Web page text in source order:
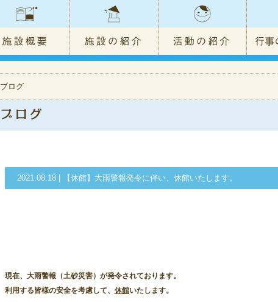
ブログ
2021.08.18 | 【休館】大雨警報発令に伴い、休館いたします。
現在、大雨警報（土砂災害）が発令されております。
利用する皆様の安全を考慮して、 休館いたします。